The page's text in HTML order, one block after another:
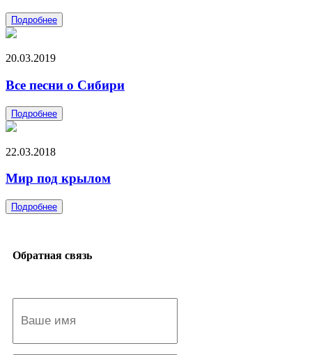
Подробнее
20.03.2019
Все песни о Сибири
Подробнее
22.03.2018
Мир под крылом
Подробнее
Обратная связь